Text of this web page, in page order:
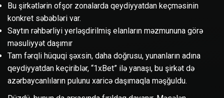
Bu şirkətlərin ofşor zonalarda qeydiyyatdan keçməsinin
konkret səbəbləri var.
Saytın rəhbərliyi yerləşdirilmiş elanların məzmununa görə
məsuliyyət daşımır
Tam fərqli hüquqi şəxsin, daha doğrusu, yunanların adına
qeydiyyatdan keçiriblər, “1xBet” ilə yanaşı, bu şirkət də
azərbaycanlıların pulunu xaricə daşımaqla məşğuldu.